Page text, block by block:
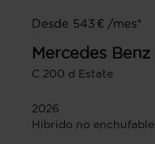
Desde 543 € /mes*
Mercedes Benz
C 200 d Estate
2026
Híbrido no enchufable